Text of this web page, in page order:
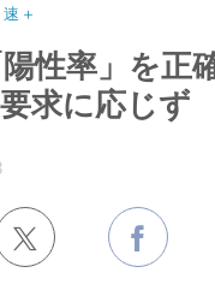
＋
性率」を
求に応じず